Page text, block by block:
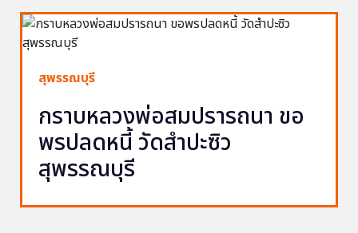
สุพรรณบุรี
กราบหลวงพ่อสมปรารถนา ขอ
พรปลดหนี้ วัดสำปะซิว
สุพรรณบุรี